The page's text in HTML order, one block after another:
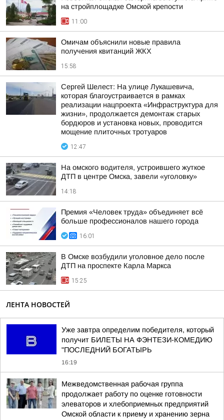
на стройплощадке Омской крепости
11:00
Омичам объяснили новые правила
получения квитанций ЖКХ
15:58
Сергей Шелест: На улице Лукашевича,
которая благоустраивается в рамках
реализации нацпроекта «Инфраструктура для
жизни», продолжается демонтаж старых
бордюров и установка новых, проводится
мощение плиточных тротуаров
12:47
На омского водителя, устроившего жуткое
ДТП в центре Омска, завели «уголовку»
14:18
Премия «Человек труда» объединяет всё
больше профессионалов нашего города
16:01
В Омске возбудили уголовное дело после
ДТП на проспекте Карла Маркса
15:25
ЛЕНТА НОВОСТЕЙ
Уже завтра определим победителя, который
получит БИЛЕТЫ НА ФЭНТЕЗИ-КОМЕДИЮ
"ПОСЛЕДНИЙ БОГАТЫРЬ
16:19
Межведомственная рабочая группа
продолжает работу по оценке готовности
элеваторов и хлебоприемных предприятий
Омской области к приему и хранению зерна